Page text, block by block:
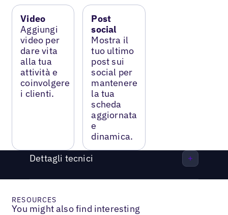
Video
Aggiungi
video per
dare vita
alla tua
attività e
coinvolgere
i clienti.
Post
social
Mostra il
tuo ultimo
post sui
social per
mantenere
la tua
scheda
aggiornata
e
dinamica.
Dettagli tecnici
RESOURCES
You might also find interesting